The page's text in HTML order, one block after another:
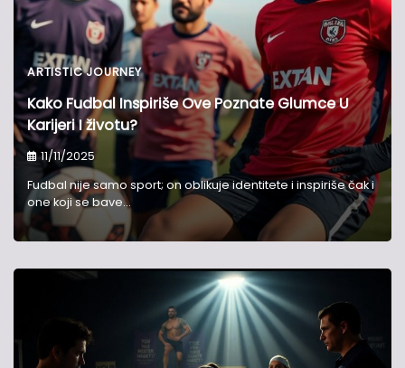
ARTISTIC JOURNEY
Kako Fudbal Inspiriše Ove Poznate Glumce U
Karijeri I životu?
11/11/2025
Fudbal nije samo sport; on oblikuje identitete i inspiriše čak i
one koji se bave…